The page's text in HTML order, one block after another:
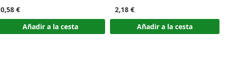
0,58 €
Añadir a la cesta
2,18 €
Añadir a la cesta